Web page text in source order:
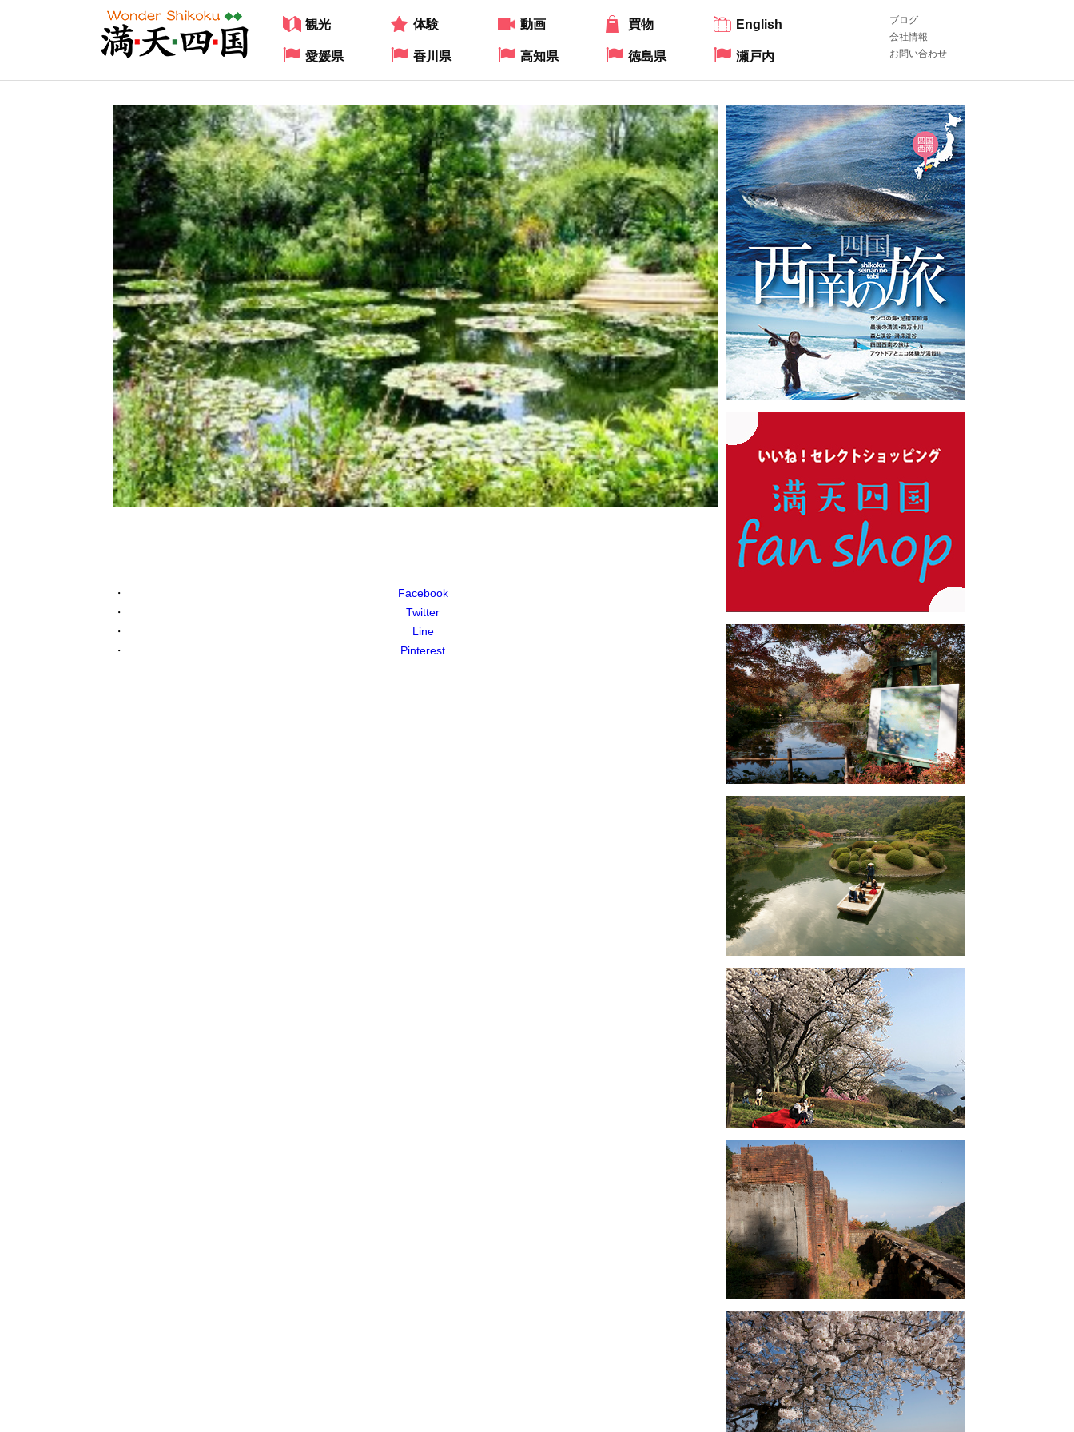
観光 体験 動画 買物 English
愛媛県 香川県 高知県 徳島県 瀬戸内
ブログ
会社情報
お問い合わせ
Facebook
Twitter
Line
Pinterest